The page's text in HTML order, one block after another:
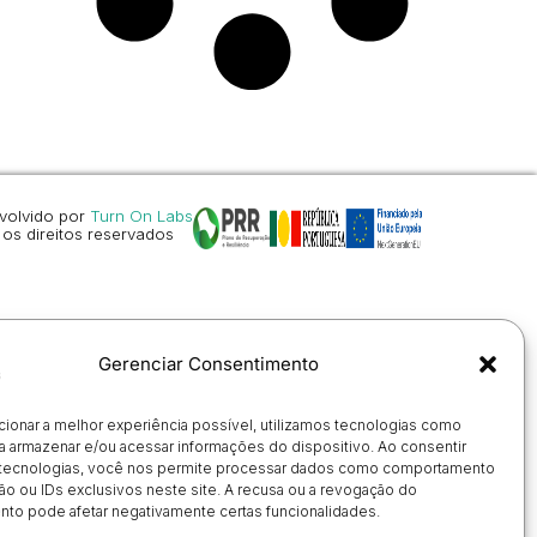
Gerenciar Consentimento
a melhor experiência possível, utilizamos tecnologias como
armazenar e/ou acessar informações do dispositivo. Ao consentir
você nos permite processar dados como comportamento
ou IDs exclusivos neste site. A recusa ou a revogação do
pode afetar negativamente certas funcionalidades.
por Turn On Labs
direitos reservados